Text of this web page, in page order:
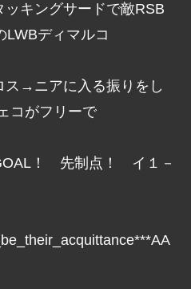
キングサードで敵RSB
LWBディマルコ
→ニアに入る振りをし
コがフリーで
！ 先制点！ イ１－